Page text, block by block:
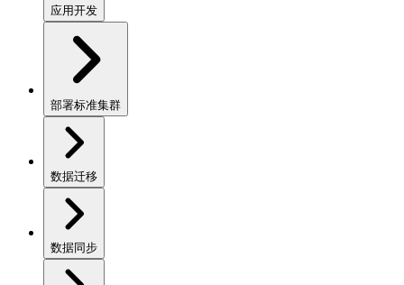
应用开发
部署标准集群
数据迁移
数据同步